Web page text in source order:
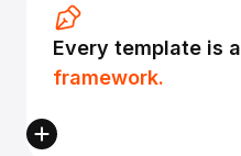
Every template is a
framework.